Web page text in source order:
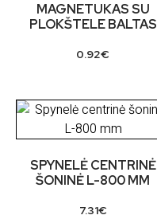
MAGNETUKAS SU
PLOKŠTELE BALTAS
0.92€
SPYNELĖ CENTRINĖ
ŠONINĖ L-800 MM
7.31€